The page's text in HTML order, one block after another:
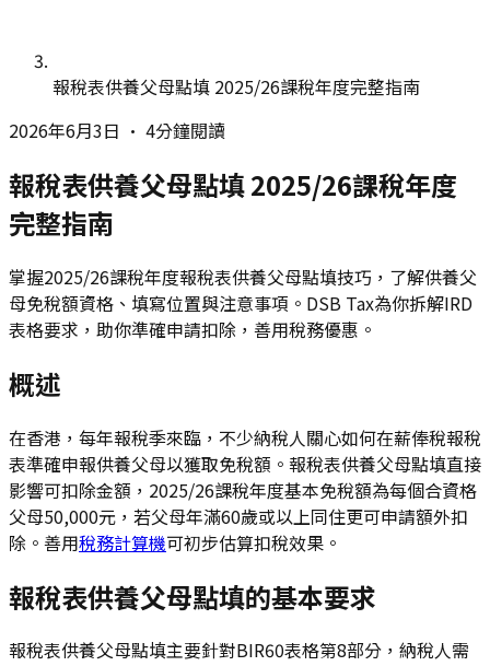
報稅表供養父母點填 2025/26課稅年度完整指南
2026年6月3日 • 4分鐘閱讀
報稅表供養父母點填 2025/26課稅年度
完整指南
掌握2025/26課稅年度報稅表供養父母點填技巧，了解供養父
母免稅額資格、填寫位置與注意事項。DSB Tax為你拆解IRD
表格要求，助你準確申請扣除，善用稅務優惠。
概述
在香港，每年報稅季來臨，不少納稅人關心如何在薪俸稅報稅
表準確申報供養父母以獲取免稅額。報稅表供養父母點填直接
影響可扣除金額，2025/26課稅年度基本免稅額為每個合資格
父母50,000元，若父母年滿60歲或以上同住更可申請額外扣
除。善用稅務計算機可初步估算扣稅效果。
報稅表供養父母點填的基本要求
報稅表供養父母點填主要針對BIR60表格第8部分，納稅人需